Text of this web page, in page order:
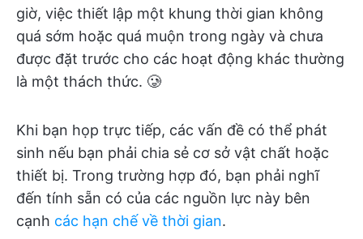
giờ, việc thiết lập một khung thời gian không
quá sớm hoặc quá muộn trong ngày và chưa
được đặt trước cho các hoạt động khác thường
là một thách thức. 🥲
Khi bạn họp trực tiếp, các vấn đề có thể phát
sinh nếu bạn phải chia sẻ cơ sở vật chất hoặc
thiết bị. Trong trường hợp đó, bạn phải nghĩ
đến tính sẵn có của các nguồn lực này bên
cạnh các hạn chế về thời gian.